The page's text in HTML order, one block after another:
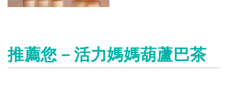
推薦您－活力媽媽葫蘆巴茶